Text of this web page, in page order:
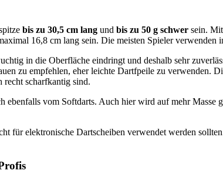
bis zu 30,5 cm lang und bis zu 50 g schwer sein.
16,8 cm lang sein. Die meisten Spieler verwenden
in die Oberfläche eindringt und deshalb sehr
zu empfehlen, eher leichte Dartfpeile zu verwenden.
recht scharfkantig sind.
ebenfalls vom Softdarts. Auch hier wird auf mehr
für elektronische Dartscheiben verwendet werden